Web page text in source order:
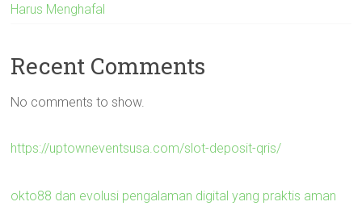
Harus Menghafal
Recent Comments
No comments to show.
https://uptowneventsusa.com/slot-deposit-qris/
okto88 dan evolusi pengalaman digital yang praktis aman